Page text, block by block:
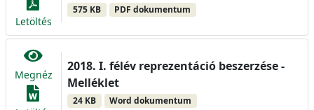
Letöltés
575 KB PDF dokumentum
Megnéz
2018. I. félév reprezentáció beszerzése -
Melléklet
24 KB Word dokumentum